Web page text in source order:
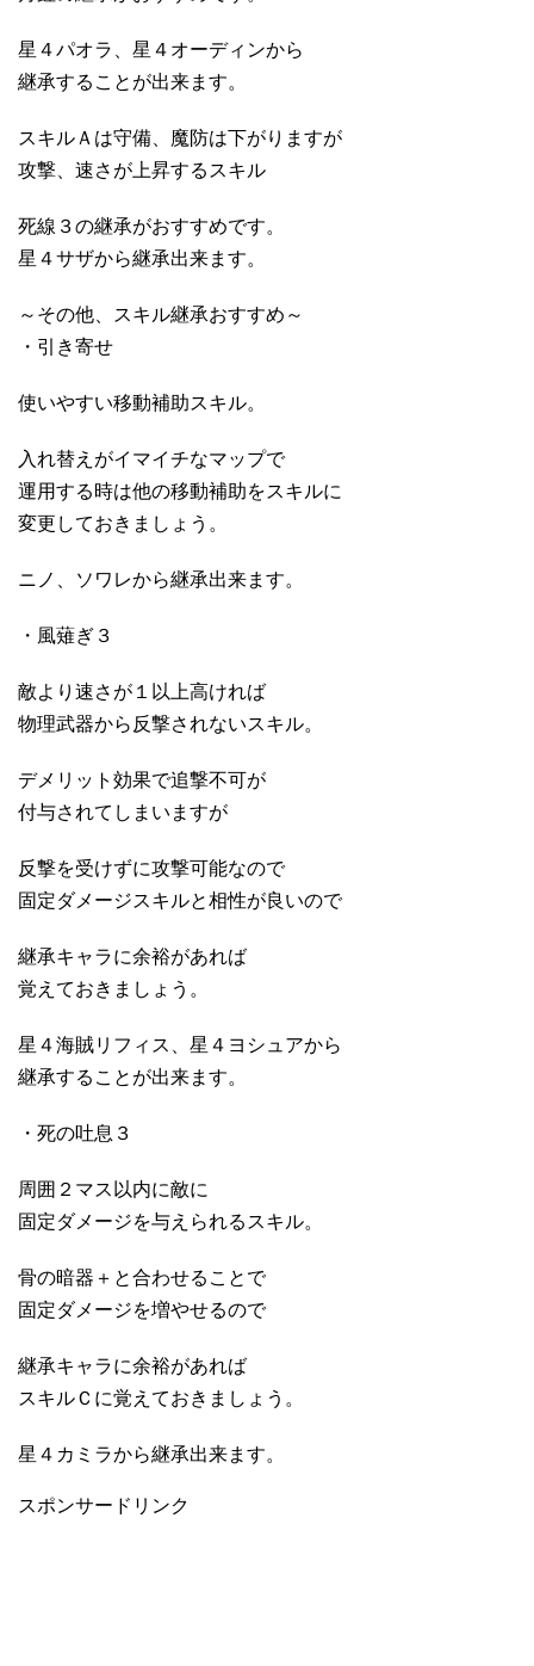
星４パオラ、星４オーディンから
継承することが出来ます。
スキルＡは守備、魔防は下がりますが
攻撃、速さが上昇するスキル
死線３の継承がおすすめです。
星４サザから継承出来ます。
～その他、スキル継承おすすめ～
・引き寄せ
使いやすい移動補助スキル。
入れ替えがイマイチなマップで
運用する時は他の移動補助をスキルに
変更しておきましょう。
ニノ、ソワレから継承出来ます。
・風薙ぎ３
敵より速さが１以上高ければ
物理武器から反撃されないスキル。
デメリット効果で追撃不可が
付与されてしまいますが
反撃を受けずに攻撃可能なので
固定ダメージスキルと相性が良いので
継承キャラに余裕があれば
覚えておきましょう。
星４海賊リフィス、星４ヨシュアから
継承することが出来ます。
・死の吐息３
周囲２マス以内に敵に
固定ダメージを与えられるスキル。
骨の暗器＋と合わせることで
固定ダメージを増やせるので
継承キャラに余裕があれば
スキルＣに覚えておきましょう。
星４カミラから継承出来ます。
スポンサードリンク